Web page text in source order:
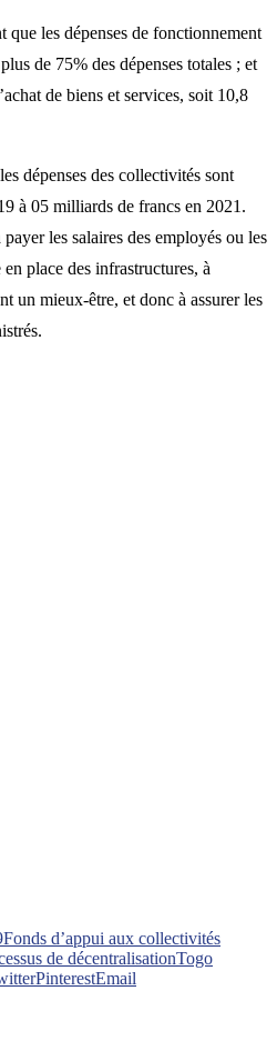
les dépenses de fonctionnement
de 75% des dépenses totales ; et
de biens et services, soit 10,8
dépenses des collectivités sont
à 05 milliards de francs en 2021.
les salaires des employés ou les
place des infrastructures, à
un mieux-être, et donc à assurer les
Fonds d’appui aux collectivités
de décentralisationTogo
PinterestEmail